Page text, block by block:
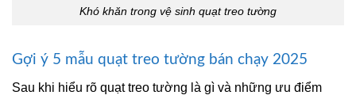
Khó khăn trong vệ sinh quạt treo tường
Gợi ý 5 mẫu quạt treo tường bán chạy 2025
Sau khi hiểu rõ quạt treo tường là gì và những ưu điểm